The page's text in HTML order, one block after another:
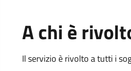
A chi è
Il servizio è rivolto a tutti i